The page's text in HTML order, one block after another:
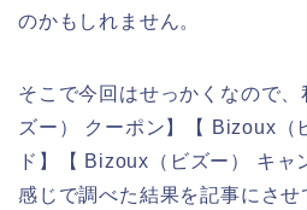
のかもしれません。
そこで今回はせっかくなので
ズー） クーポン】【 Bizoux（
ド】【 Bizoux（ビズー） キャ
感じで調べた結果を記事にさせ